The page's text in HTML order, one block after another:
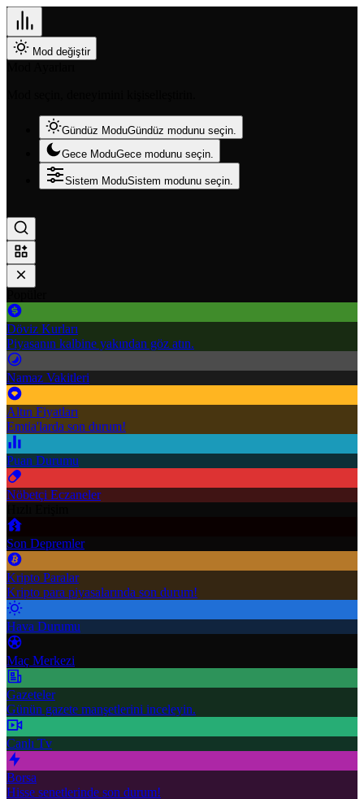
Mod değiştir
Gündüz ModuGündüz modunu seçin.
Gece ModuGece modunu seçin.
Sistem ModuSistem modunu seçin.
Döviz Kurları
Piyasanın kalbine yakından göz atın.
Namaz Vakitleri
Altın Fiyatları
Emtia'larda son durum!
Puan Durumu
Nöbetçi Eczaneler
Son Depremler
Kripto Paralar
Kripto para piyasalarında son durum!
Hava Durumu
Maç Merkezi
Gazeteler
Günün gazete manşetlerini inceleyin.
Canlı Tv
Borsa
Hisse senetlerinde son durum!